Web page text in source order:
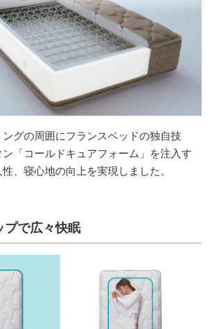
グの周囲にフランスベッドの独自技
「コールドキュアフォーム」を注入す
、寝心地の向上を実現しました。
プで広々快眠